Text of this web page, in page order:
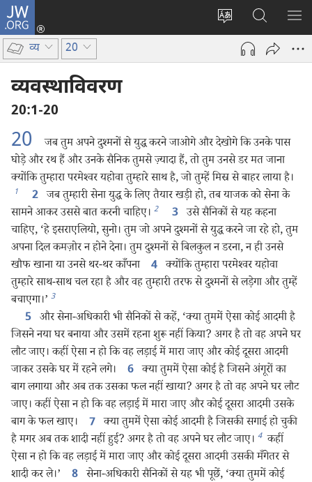
JW.ORG
वेबसाइट
भाषा
लॉग-
इन
(opens
JW.ORG
खोजें
मैन्यू
व्य 20
व्यवस्थाविवरण
20:1-20
20
जब तुम अपने दुश्‍मनों से युद्ध करने जाओगे और देखोगे कि उनके पास
घोड़े और रथ हैं और उनके सैनिक तुमसे ज़्यादा हैं, तो तुम उनसे डर मत जाना
क्योंकि तुम्हारा परमेश्‍वर यहोवा तुम्हारे साथ है, जो तुम्हें मिस्र से बाहर लाया है।
1 2 जब तुम्हारी सेना युद्ध के लिए तैयार खड़ी हो, तब याजक को सेना के
सामने आकर उससे बात करनी चाहिए। 2 3 उसे सैनिकों से यह कहना
चाहिए, ‘हे इसराएलियो, सुनो। तुम जो अपने दुश्‍मनों से युद्ध करने जा रहे हो, तुम
अपना दिल कमज़ोर न होने देना। तुम दुश्‍मनों से बिलकुल न डरना, न ही उनसे
खौफ खाना या उनसे थर-थर काँपना
4 क्योंकि तुम्हारा परमेश्‍वर यहोवा
तुम्हारे साथ-साथ चल रहा है और वह तुम्हारी तरफ से दुश्‍मनों से लड़ेगा और तुम्हें
बचाएगा।’ 3
5 और सेना-अधिकारी भी सैनिकों से कहें, ‘क्या तुममें ऐसा कोई आदमी है
जिसने नया घर बनाया और उसमें रहना शुरू नहीं किया? अगर है तो वह अपने घर
लौट जाए। कहीं ऐसा न हो कि वह लड़ाई में मारा जाए और कोई दूसरा आदमी
जाकर उसके घर में रहने लगे।
6 क्या तुममें ऐसा कोई है जिसने अंगूरों का
बाग लगाया और अब तक उसका फल नहीं खाया? अगर है तो वह अपने घर लौट
जाए। कहीं ऐसा न हो कि वह लड़ाई में मारा जाए और कोई दूसरा आदमी उसके
बाग के फल खाए।
7 क्या तुममें ऐसा कोई आदमी है जिसकी सगाई हो चुकी
है मगर अब तक शादी नहीं हुई? अगर है तो वह अपने घर लौट जाए। 4 कहीं
ऐसा न हो कि वह लड़ाई में मारा जाए और कोई दूसरा आदमी उसकी मँगेतर से
शादी कर ले।’
8 सेना-अधिकारी सैनिकों से यह भी पूछें, ‘क्या तुममें कोई